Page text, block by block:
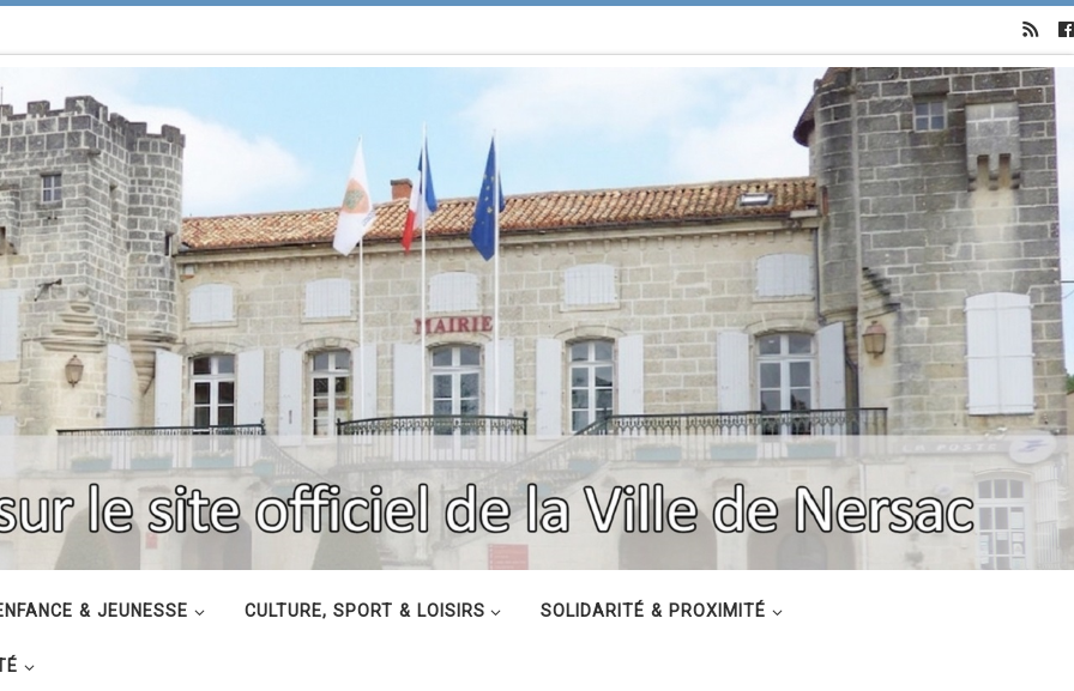
& JEUNESSE CULTURE, SPORT & LOISIRS SOLIDARITÉ & PROXIMITÉ